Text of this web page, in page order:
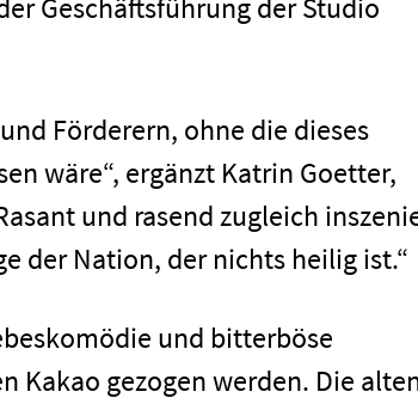
Geschäftsführung der Studio
Förderern, ohne die dieses
wäre“, ergänzt Katrin Goetter,
und rasend zugleich
der Nation, der nichts heilig ist.“
und bitterböse
Kakao gezogen werden. Die